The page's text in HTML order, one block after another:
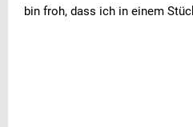
bin froh, dass ich in einem